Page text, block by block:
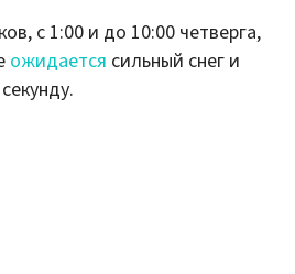
с 1:00 и до 10:00 четверга,
ожидается сильный снег и